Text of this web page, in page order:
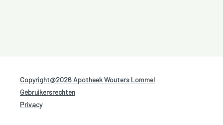
Copyright@2026 Apotheek Wouters Lommel
Gebruikersrechten
Privacy